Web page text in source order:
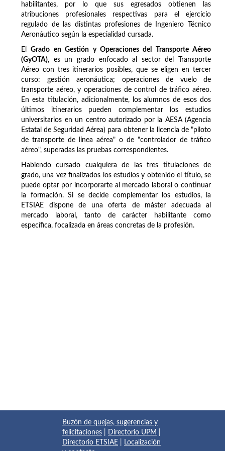
habilitantes, por lo que sus egresados obtienen las
atribuciones profesionales respectivas para el ejercicio
regulado de las distintas profesiones de Ingeniero Técnico
Aeronáutico según la especialidad cursada.
ElGrado en Gestión y Operaciones del Transporte Aéreo
(GyOTA), es un grado enfocado al sector del Transporte
Aéreo con tres itinerarios posibles, que se eligen en tercer
curso: gestión aeronáutica; operaciones de vuelo de
transporte aéreo, y operaciones de control de tráfico aéreo.
En esta titulación, adicionalmente, los alumnos de esos dos
últimos itinerarios pueden complementar los estudios
universitarios en un centro autorizado por la AESA (Agencia
Estatal de Seguridad Aérea) para obtener la licencia de "piloto
de transporte de línea aérea" o de "controlador de tráfico
aéreo", superadas las pruebas correspondientes.
Habiendo cursado cualquiera de las tres titulaciones de
grado, una vez finalizados los estudios y obtenido el título, se
puede optar por incorporarte al mercado laboral o continuar
la formación. Si se decide complementar los estudios, la
ETSIAE dispone de una oferta de máster adecuada al
mercado laboral, tanto de carácter habilitante como
específica, focalizada en áreas concretas de la profesión.
Buzón de quejas, sugerencias y
felicitaciones
Directorio UPM
Directorio ETSIAE
Localización